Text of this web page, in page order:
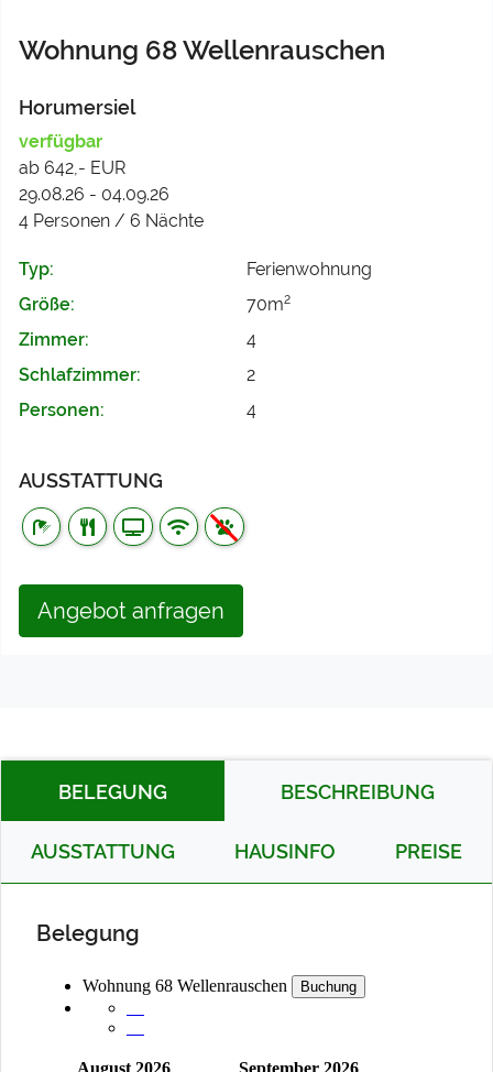
Wohnung 68 Wellenrauschen
Horumersiel
verfügbar
ab 642,- EUR
29.08.26 - 04.09.26
4 Personen / 6 Nächte
Typ:
Ferienwohnung
Größe:
70m2
Zimmer:
4
Schlafzimmer:
2
Personen:
4
AUSSTATTUNG
Angebot anfragen
BELEGUNG BESCHREIBUNG
AUSSTATTUNG HAUSINFO PREISE
Belegung